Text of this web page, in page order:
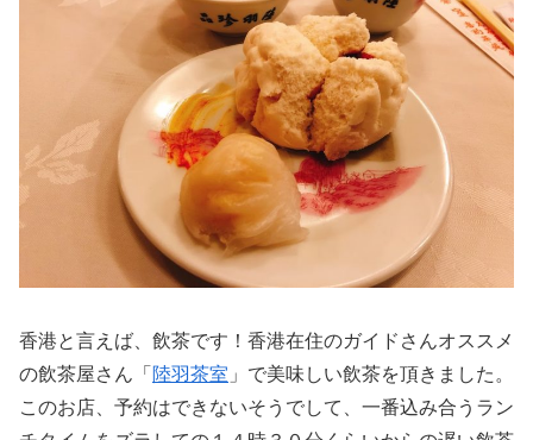
香港と言えば、飲茶です！香港在住のガイドさんオススメ
の飲茶屋さん「 陸羽茶室 」で美味しい飲茶を頂きました。
このお店、予約はできないそうでして、一番込み合うラン